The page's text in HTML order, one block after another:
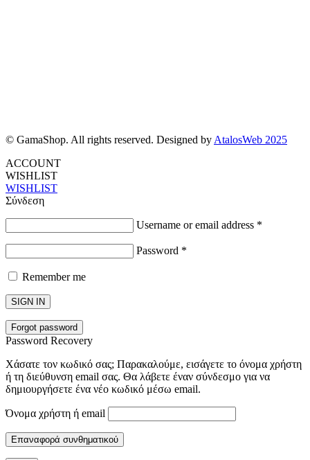
© GamaShop. All rights reserved. Designed by AtalosWeb 2025
ACCOUNT
WISHLIST
WISHLIST
Σύνδεση
Username or email address *
Password *
Remember me
SIGN IN
Forgot password
Password Recovery
Χάσατε τον κωδικό σας; Παρακαλούμε, εισάγετε το όνομα χρήστη
ή τη διεύθυνση email σας. Θα λάβετε έναν σύνδεσμο για να
δημιουργήσετε ένα νέο κωδικό μέσω email.
Όνομα χρήστη ή email
Επαναφορά συνθηματικού